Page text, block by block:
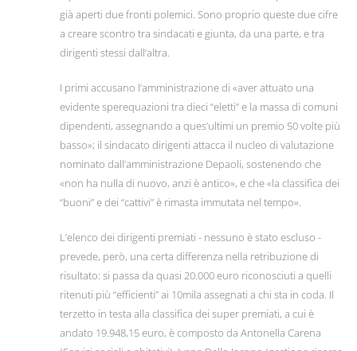
già aperti due fronti polemici. Sono proprio queste due cifre
a creare scontro tra sindacati e giunta, da una parte, e tra
dirigenti stessi dall’altra.
I primi accusano l’amministrazione di «aver attuato una
evidente sperequazioni tra dieci “eletti” e la massa di comuni
dipendenti, assegnando a ques’ultimi un premio 50 volte più
basso»; il sindacato dirigenti attacca il nucleo di valutazione
nominato dall’amministrazione Depaoli, sostenendo che
«non ha nulla di nuovo, anzi è antico», e che «la classifica dei
“buoni” e dei “cattivi” è rimasta immutata nel tempo».
L’elenco dei dirigenti premiati - nessuno è stato escluso -
prevede, però, una certa differenza nella retribuzione di
risultato: si passa da quasi 20.000 euro riconosciuti a quelli
ritenuti più “efficienti” ai 10mila assegnati a chi sta in coda. Il
terzetto in testa alla classifica dei super premiati, a cui è
andato 19.948,15 euro, è composto da Antonella Carena